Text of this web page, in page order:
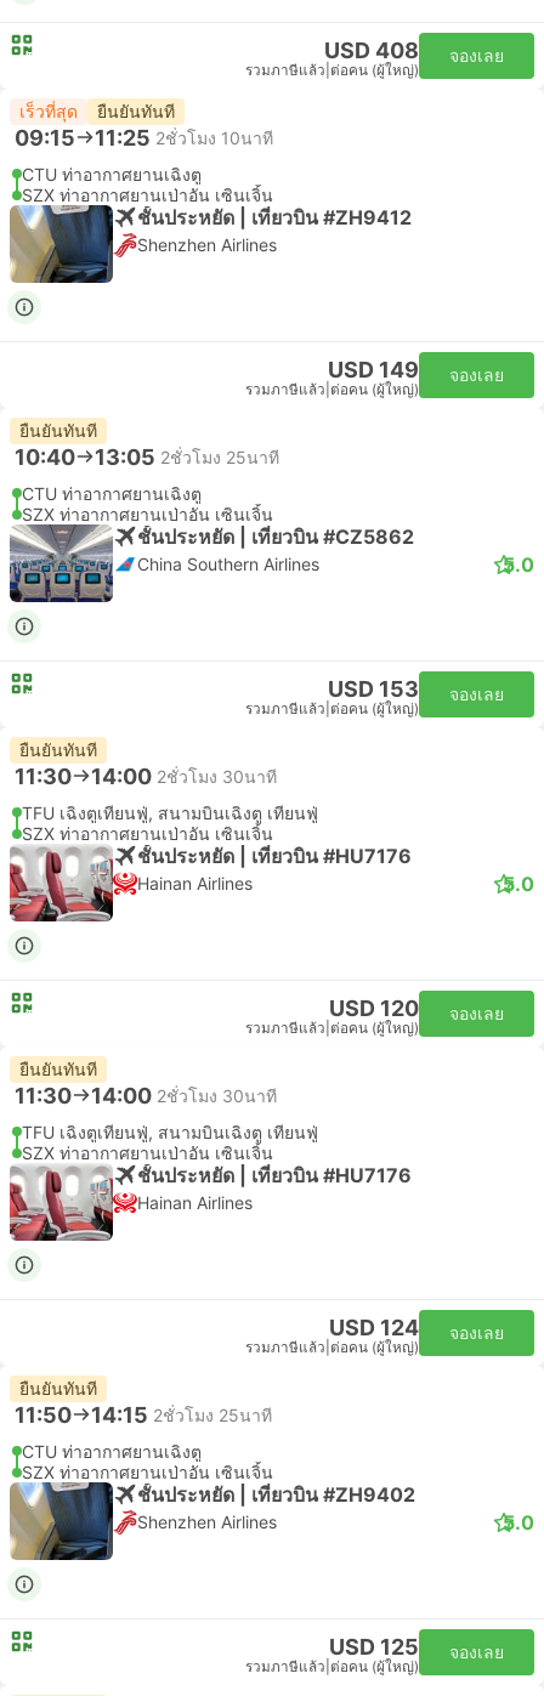
USD 408
รวมภาษีแล้ว ต่อคน (ผู้ใหญ่)
จองเลย
เร็วที่สุด ยืนยันทันที
09:15 11:25 2ชั่วโมง 10นาที
CTU ท่าอากาศยานเฉิงตู
SZX ท่าอากาศยานเป่าอัน เซินเจิ้น
ชั้นประหยัด | เที่ยวบิน #ZH9412
Shenzhen Airlines
USD 149
รวมภาษีแล้ว ต่อคน (ผู้ใหญ่)
จองเลย
ยืนยันทันที
10:40 13:05 2ชั่วโมง 25นาที
CTU ท่าอากาศยานเฉิงตู
SZX ท่าอากาศยานเป่าอัน เซินเจิ้น
ชั้นประหยัด | เที่ยวบิน #CZ5862
China Southern Airlines 5.0
USD 153
รวมภาษีแล้ว ต่อคน (ผู้ใหญ่)
จองเลย
ยืนยันทันที
11:30 14:00 2ชั่วโมง 30นาที
TFU เฉิงตูเทียนฟู่, สนามบินเฉิงตู เทียนฟู่
SZX ท่าอากาศยานเป่าอัน เซินเจิ้น
ชั้นประหยัด | เที่ยวบิน #HU7176
Hainan Airlines 5.0
USD 120
รวมภาษีแล้ว ต่อคน (ผู้ใหญ่)
จองเลย
ยืนยันทันที
11:30 14:00 2ชั่วโมง 30นาที
TFU เฉิงตูเทียนฟู่, สนามบินเฉิงตู เทียนฟู่
SZX ท่าอากาศยานเป่าอัน เซินเจิ้น
ชั้นประหยัด | เที่ยวบิน #HU7176
Hainan Airlines
USD 124
รวมภาษีแล้ว ต่อคน (ผู้ใหญ่)
จองเลย
ยืนยันทันที
11:50 14:15 2ชั่วโมง 25นาที
CTU ท่าอากาศยานเฉิงตู
SZX ท่าอากาศยานเป่าอัน เซินเจิ้น
ชั้นประหยัด | เที่ยวบิน #ZH9402
Shenzhen Airlines 5.0
USD 125
รวมภาษีแล้ว ต่อคน (ผู้ใหญ่)
จองเลย